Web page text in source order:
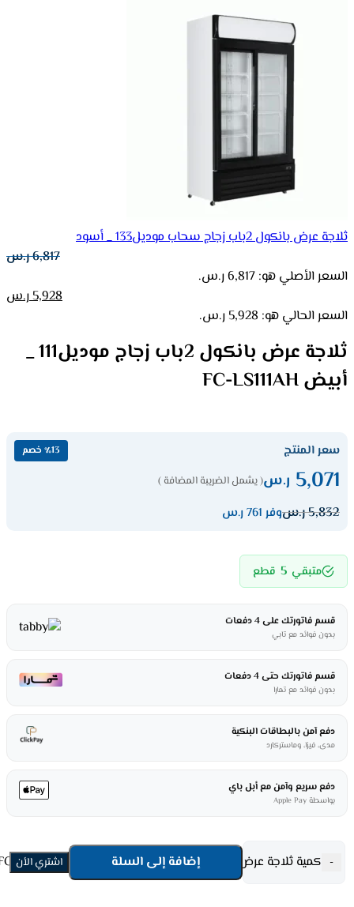
ثلاجة عرض بانكول 2باب زجاج سحاب موديل133 _ أسود
6,817ر.س
السعر الأصلي هو: 6,817 ر.س.
5,928ر.س
السعر الحالي هو: 5,928 ر.س.
ثلاجة عرض بانكول 2باب زجاج موديل111 _
أبيض FC-LS111AH
سعر المنتج ٪13 خصم
5,071 ر.س( يشمل الضريبة المضافة )
5,832ر.سوفر 761 ر.س
متبقي 5 قطع
قسم فاتورتك على 4 دفعات
بدون فوائد مع تابي
قسم فاتورتك حتى 4 دفعات
بدون فوائد مع تمارا
دفع آمن بالبطاقات البنكية
مدى، فيزا، وماستركارد
دفع سريع وآمن مع أبل باي
بواسطة Apple Pay
- كمية ثلاجة عرض بانكول 2باب زجاج موديل111 _ أبيض FC-LS111AHإضافة إلى السلة اشتري الأن